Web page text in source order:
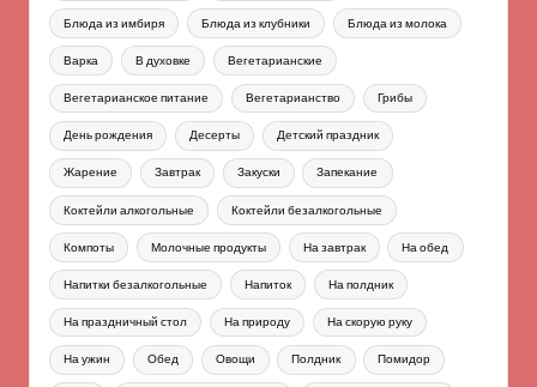
Блюда из имбиря Блюда из клубники Блюда из молока
Варка В духовке Вегетарианские
Вегетарианское питание Вегетарианство Грибы
День рождения Десерты Детский праздник
Жарение Завтрак Закуски Запекание
Коктейли алкогольные Коктейли безалкогольные
Компоты Молочные продукты На завтрак На обед
Напитки безалкогольные Напиток На полдник
На праздничный стол На природу На скорую руку
На ужин Обед Овощи Полдник Помидор